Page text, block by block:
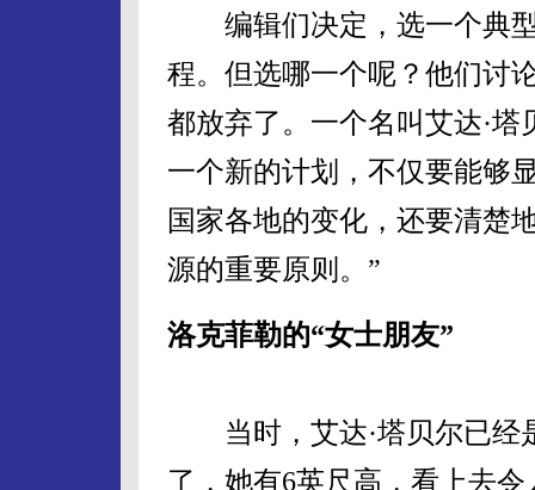
编辑们决定，选一个典型
程。但选哪一个呢？他们讨
都放弃了。一个名叫艾达·
一个新的计划，不仅要能够
国家各地的变化，还要清楚
源的重要原则。”
洛克菲勒的“女士朋友”
当时，艾达·塔贝尔已经
了，她有6英尺高，看上去